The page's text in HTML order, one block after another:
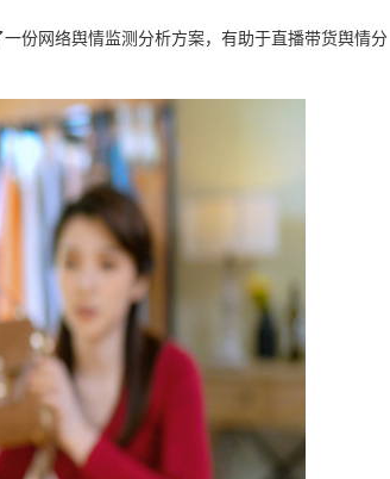
份网络舆情监测分析方案，有助于直播带货舆情分